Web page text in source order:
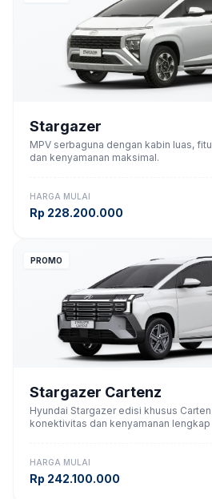
Stargazer
MPV serbaguna dengan kabin luas,
dan kenyamanan maksimal.
HARGA MULAI
Rp 228.200.000
PROMO
Stargazer Cartenz
Hyundai Stargazer edisi khusus
konektivitas dan kenyamanan
HARGA MULAI
Rp 242.100.000